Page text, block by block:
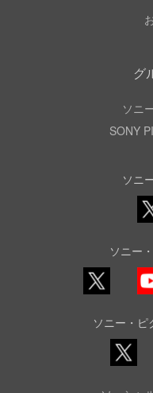
グ
ソニ
SONY
ソニ
ソニー
ソニー・ピ